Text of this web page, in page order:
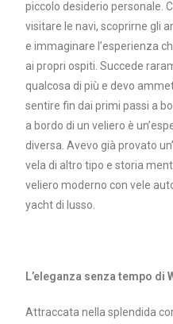
piccolo desiderio personale.
visitare le navi, scoprirne gli
e immaginare l’esperienza
ai propri ospiti. Succede
qualcosa di più e devo
sentire fin dai primi passi a
a bordo di un veliero è
diversa. Avevo già provato
vela di altro tipo e storia
veliero moderno con vele
yacht di lusso.
L’eleganza senza tempo di
Attraccata nella splendida